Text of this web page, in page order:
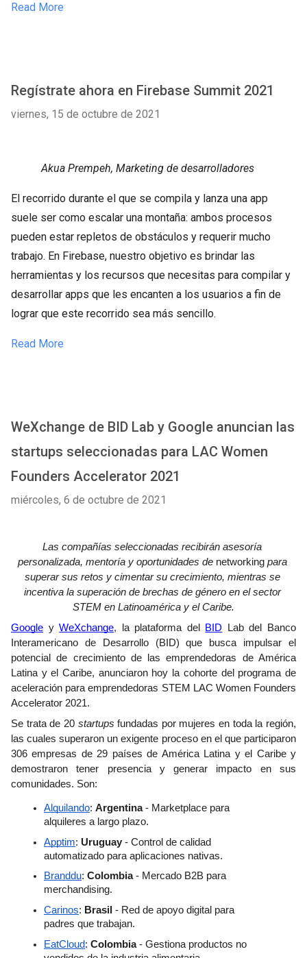
Read More
Regístrate ahora en Firebase Summit 2021
viernes, 15 de octubre de 2021
Akua Prempeh, Marketing de desarrolladores
El recorrido durante el que se compila y lanza una app
suele ser como escalar una montaña: ambos procesos
pueden estar repletos de obstáculos y requerir mucho
trabajo. En Firebase, nuestro objetivo es brindar las
herramientas y los recursos que necesitas para compilar y
desarrollar apps que les encanten a los usuarios a fin de
lograr que este recorrido sea más sencillo.
Read More
WeXchange de BID Lab y Google anuncian las
startups seleccionadas para LAC Women
Founders Accelerator 2021
miércoles, 6 de octubre de 2021
Las compañías seleccionadas recibirán asesoría
personalizada, mentoría y oportunidades de networking para
superar sus retos y cimentar su crecimiento, mientras se
incentiva la superación de brechas de género en el sector
STEM en Latinoamérica y el Caribe.
Google y WeXchange, la plataforma del BID Lab del Banco
Interamericano de Desarrollo (BID) que busca impulsar el
potencial de crecimiento de las emprendedoras de América
Latina y el Caribe, anunciaron hoy la cohorte del programa de
aceleración para emprendedoras STEM LAC Women Founders
Accelerator 2021.
Se trata de 20 startups fundadas por mujeres en toda la región,
las cuales superaron un exigente proceso en el que participaron
306 empresas de 29 países de América Latina y el Caribe y
demostraron tener presencia y generar impacto en sus
comunidades. Son:
Alquilando: Argentina - Marketplace para
alquileres a largo plazo.
Apptim: Uruguay - Control de calidad
automatizado para aplicaciones nativas.
Branddu: Colombia - Mercado B2B para
merchandising.
Carinos: Brasil - Red de apoyo digital para
padres que trabajan.
EatCloud: Colombia - Gestiona productos no